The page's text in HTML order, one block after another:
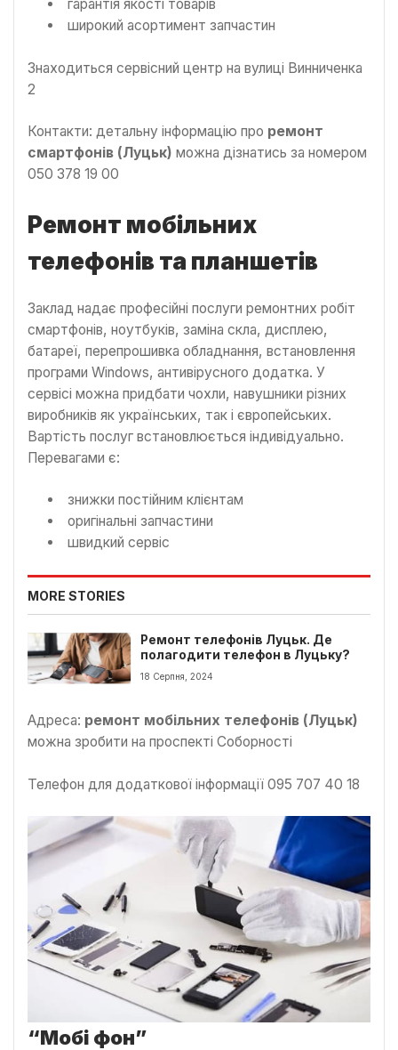
гарантія якості товарів
широкий асортимент запчастин
Знаходиться сервісний центр на вулиці Винниченка
2
Контакти: детальну інформацію про ремонт
смартфонів (Луцьк) можна дізнатись за номером
050 378 19 00
Ремонт мобільних
телефонів та планшетів
Заклад надає професійні послуги ремонтних робіт
смартфонів, ноутбуків, заміна скла, дисплею,
батареї, перепрошивка обладнання, встановлення
програми Windows, антивірусного додатка. У
сервісі можна придбати чохли, навушники різних
виробників як українських, так і європейських.
Вартість послуг встановлюється індивідуально.
Перевагами є:
знижки постійним клієнтам
оригінальні запчастини
швидкий сервіс
MORE STORIES
Ремонт телефонів Луцьк. Де
полагодити телефон в Луцьку?
18 Серпня, 2024
Адреса: ремонт мобільних телефонів (Луцьк)
можна зробити на проспекті Соборності
Телефон для додаткової інформації 095 707 40 18
“Мобі фон”